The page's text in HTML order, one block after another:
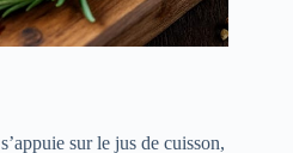
s’appuie sur le jus de cuisson,